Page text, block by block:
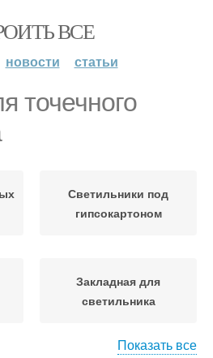
ВСЕ
новости статьи
точечного
Светильники под
гипсокартоном
Закладная для
светильника
Показать все